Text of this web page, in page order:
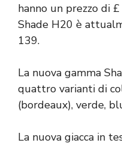
hanno un prezzo di
Shade H20 è
139.
La nuova gamma
quattro varianti di
(bordeaux), verde,
La nuova giacca in